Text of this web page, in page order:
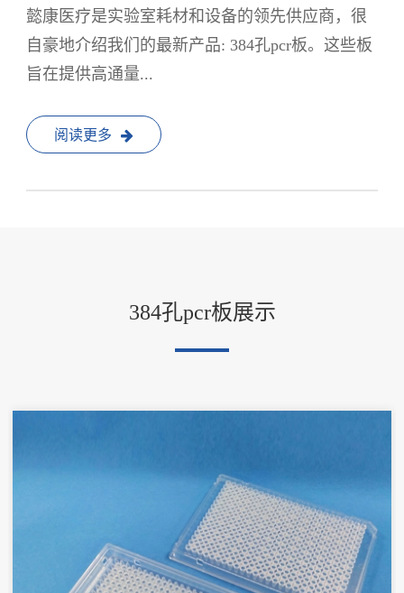
懿康医疗是实验室耗材和设备的领先供应商，很
自豪地介绍我们的最新产品: 384孔pcr板。这些板
旨在提供高通量...
阅读更多
384孔pcr板展示